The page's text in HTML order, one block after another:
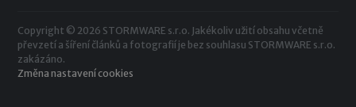
Copyright © 2026 STORMWARE s.r.o. Jakékoliv užití obsahu včetně
převzetí a šíření článků a fotografií je bez souhlasu STORMWARE s.r.o.
zakázáno.
Změna nastavení cookies